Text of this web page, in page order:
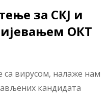
за СКЈ и
ОКТ
са вирусом, налаже нам
кандидата